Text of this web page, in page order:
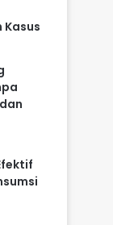
Kasus